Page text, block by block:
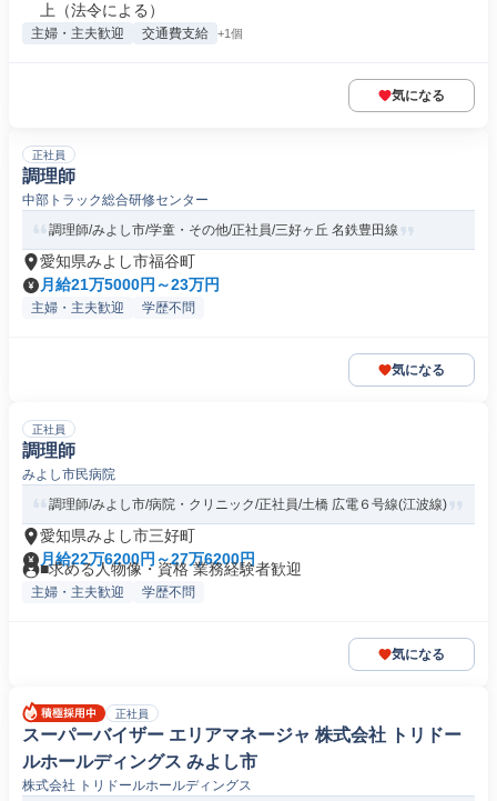
上（法令による）
主婦・主夫歓迎 交通費支給 +1個
気になる
正社員
調理師
中部トラック総合研修センター
調理師/みよし市/学童・その他/正社員/三好ヶ丘 名鉄豊田線
愛知県みよし市福谷町
月給21万5000円～23万円
主婦・主夫歓迎 学歴不問
気になる
正社員
調理師
みよし市民病院
調理師/みよし市/病院・クリニック/正社員/土橋 広電６号線(江波線)
愛知県みよし市三好町
月給22万6200円～27万6200円
■求める人物像・資格 業務経験者歓迎
主婦・主夫歓迎 学歴不問
気になる
正社員
スーパーバイザー エリアマネージャ 株式会社 トリドー
ルホールディングス みよし市
株式会社 トリドールホールディングス